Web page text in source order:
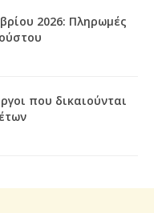
2026: Πληρωμές
που δικαιούνται